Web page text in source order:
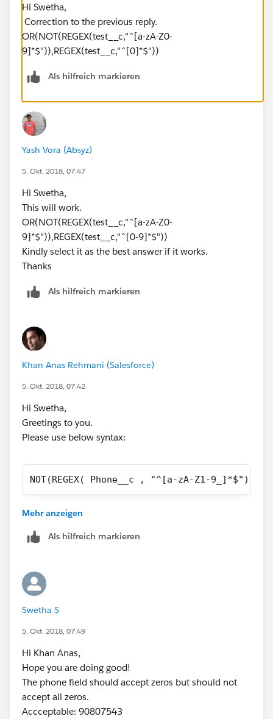
Hi Swetha,
Correction to the previous reply.
OR(NOT(REGEX(test__c,"^[a-zA-Z0-
9]*$")),REGEX(test__c,"^[0]*$"))
Als hilfreich markieren
Yash Vora (Absyz)
5. Okt. 2018, 07:47
Hi Swetha,
This will work.
OR(NOT(REGEX(test__c,"^[a-zA-Z0-
9]*$")),REGEX(test__c,"^[0-9]*$"))
Kindly select it as the best answer if it works.
Thanks
Als hilfreich markieren
Khan Anas Rehmani (Salesforce)
5. Okt. 2018, 07:42
Hi Swetha,
Greetings to you.
Please use below syntax:
NOT(REGEX( Phone__c , "^[a-zA-Z1-9_]*$"))
Kindly let me know if it helps you and close your
query by marking it as solved so that it can help
Khan Anas
Mehr anzeigen
Als hilfreich markieren
Swetha S
5. Okt. 2018, 07:49
Hi Khan Anas,
Hope you are doing good!
The phone field should accept zeros but should not
accept all zeros.
Accceptable: 90807543